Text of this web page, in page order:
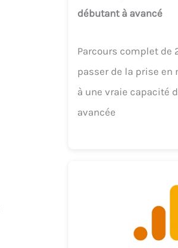
débutant à avancé
Parcours complet de
passer de la prise en
à une vraie capacité
avancée